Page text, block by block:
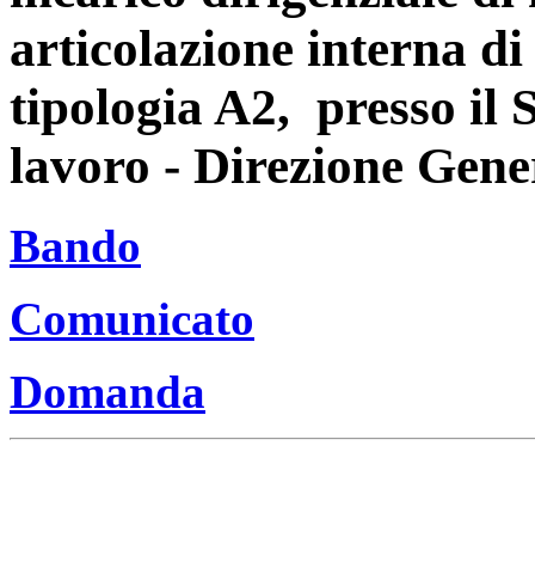
articolazione interna
tipologia A2, presso il
lavoro - Direzione
Bando
Comunicato
Domanda